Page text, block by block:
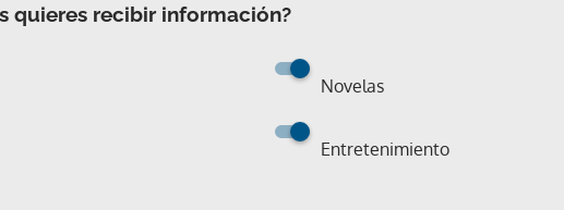
quieres recibir información?
Novelas
Entretenimiento